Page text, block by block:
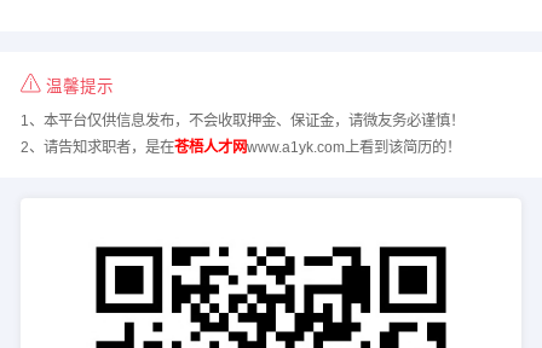
温馨提示
1、本平台仅供信息发布，不会收取押金、保证金，请微友务必谨慎！
2、请告知求职者，是在苍梧人才网www.a1yk.com上看到该简历的！